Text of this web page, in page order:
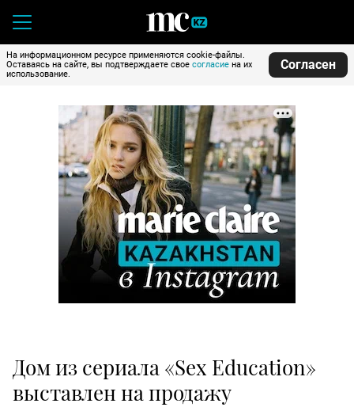
На информационном ресурсе применяются cookie-файлы.
Оставаясь на сайте, вы подтверждаете свое согласие на их
использование.
Согласен
Дом из сериала «Sex Education»
выставлен на продажу